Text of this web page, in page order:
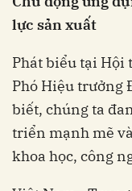
lực sản xuất
Phát biểu tại Hội
Phó Hiệu trưởng
biết, chúng ta
triển mạnh mẽ
khoa học, công